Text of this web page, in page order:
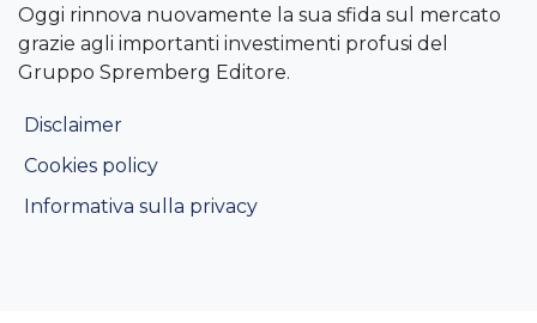
Oggi rinnova nuovamente la sua sfida sul mercato
grazie agli importanti investimenti profusi del
Gruppo Spremberg Editore.
Disclaimer
Cookies policy
Informativa sulla privacy